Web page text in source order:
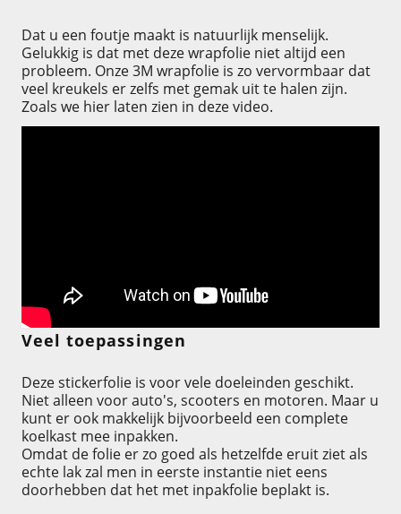
Dat u een foutje maakt is natuurlijk menselijk.
Gelukkig is dat met deze wrapfolie niet altijd een
probleem. Onze 3M wrapfolie is zo vervormbaar dat
veel kreukels er zelfs met gemak uit te halen zijn.
Zoals we hier laten zien in deze video.
Veel toepassingen
Deze stickerfolie is voor vele doeleinden geschikt.
Niet alleen voor auto's, scooters en motoren. Maar u
kunt er ook makkelijk bijvoorbeeld een complete
koelkast mee inpakken.
Omdat de folie er zo goed als hetzelfde eruit ziet als
echte lak zal men in eerste instantie niet eens
doorhebben dat het met inpakfolie beplakt is.